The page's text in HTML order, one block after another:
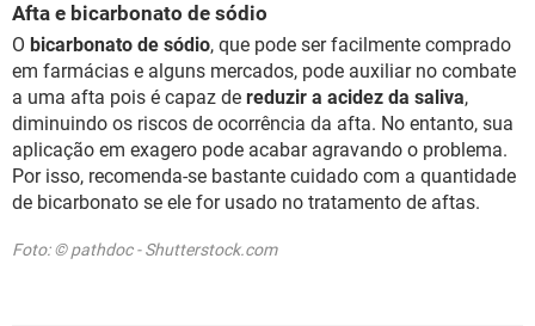
Afta e bicarbonato de sódio
O bicarbonato de sódio, que pode ser facilmente comprado
em farmácias e alguns mercados, pode auxiliar no combate
a uma afta pois é capaz de reduzir a acidez da saliva,
diminuindo os riscos de ocorrência da afta. No entanto, sua
aplicação em exagero pode acabar agravando o problema.
Por isso, recomenda-se bastante cuidado com a quantidade
de bicarbonato se ele for usado no tratamento de aftas.
Foto: © pathdoc - Shutterstock.com